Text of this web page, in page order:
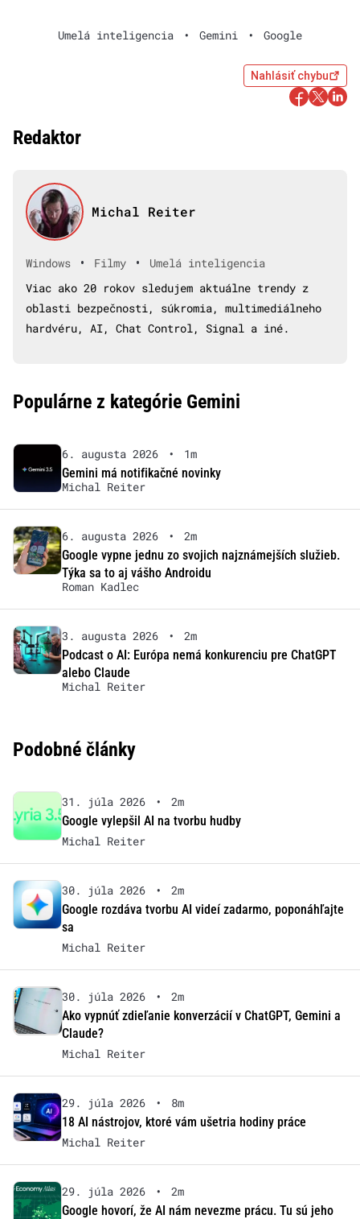
Umelá inteligencia • Gemini • Google
Nahlásiť chybu
Redaktor
Michal Reiter
Windows • Filmy •
Umelá inteligencia
Viac ako 20 rokov sledujem aktuálne trendy z
oblasti bezpečnosti, súkromia, multimediálneho
hardvéru, AI, Chat Control, Signal a iné.
Populárne z kategórie Gemini
6. augusta 2026 •
1m
Gemini má notifikačné novinky
Michal Reiter
6. augusta 2026 •
2m
Google vypne jednu zo svojich najznámejších služieb.
Týka sa to aj vášho Androidu
Roman Kadlec
3. augusta 2026 •
2m
Podcast o AI: Európa nemá konkurenciu pre ChatGPT
alebo Claude
Michal Reiter
Podobné články
31. júla 2026 •
2m
Google vylepšil AI na tvorbu hudby
Michal Reiter
30. júla 2026 •
2m
Google rozdáva tvorbu AI videí zadarmo, poponáhľajte
sa
Michal Reiter
30. júla 2026 •
2m
Ako vypnúť zdieľanie konverzácií v ChatGPT, Gemini a
Claude?
Michal Reiter
29. júla 2026 •
8m
18 AI nástrojov, ktoré vám ušetria hodiny práce
Michal Reiter
29. júla 2026 •
2m
Google hovorí, že AI nám nevezme prácu. Tu sú jeho